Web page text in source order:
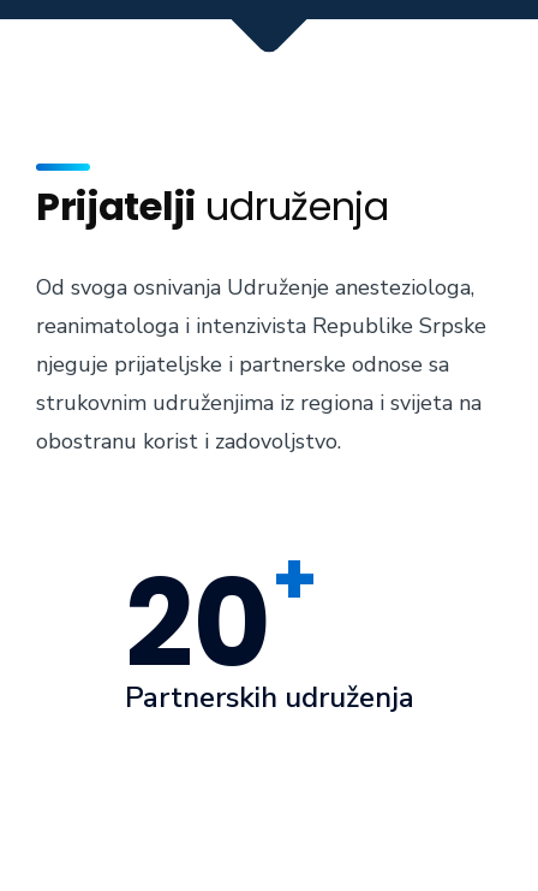
Prijatelji udruženja
Od svoga osnivanja Udruženje anesteziologa,
reanimatologa i intenzivista Republike Srpske
njeguje prijateljske i partnerske odnose sa
strukovnim udruženjima iz regiona i svijeta na
obostranu korist i zadovoljstvo.
20+
Partnerskih udruženja